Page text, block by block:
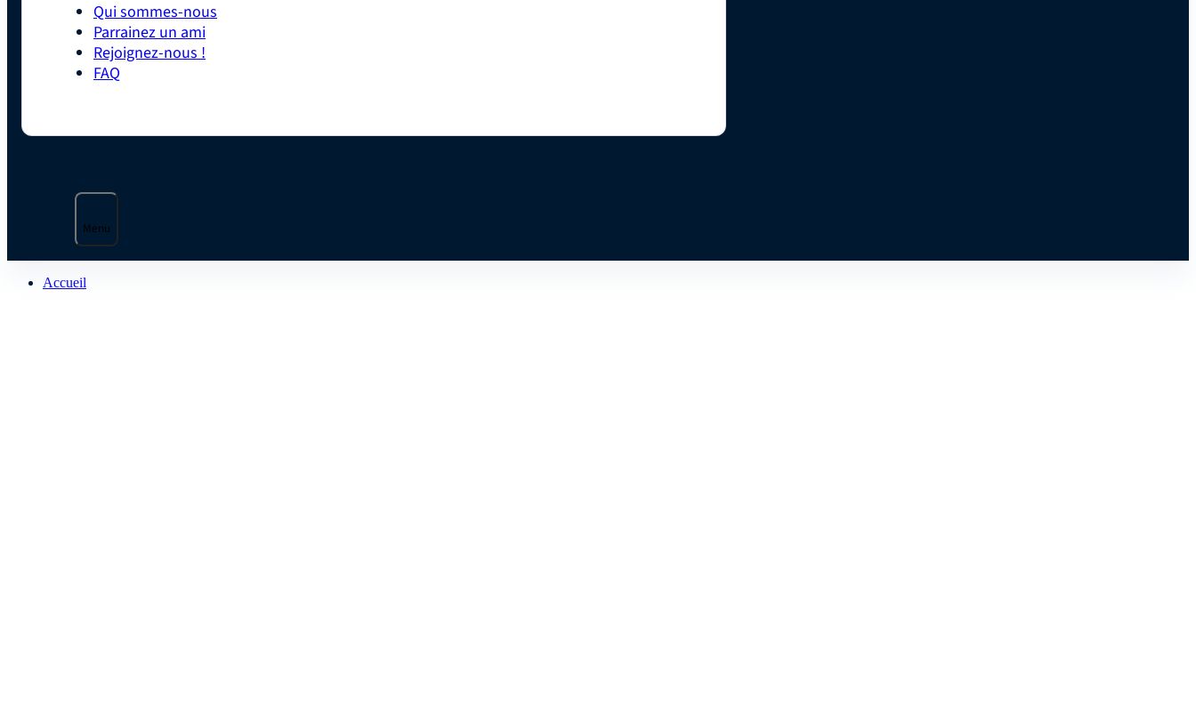
Qui sommes-nous
Parrainez un ami
Rejoignez-nous !
FAQ
Menu
Accueil